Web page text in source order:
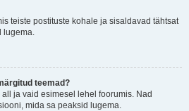
teiste postituste kohale ja sisaldavad tähtsat
lugema.
teemad?
ja vaid esimesel lehel foorumis. Nad
mida sa peaksid lugema.